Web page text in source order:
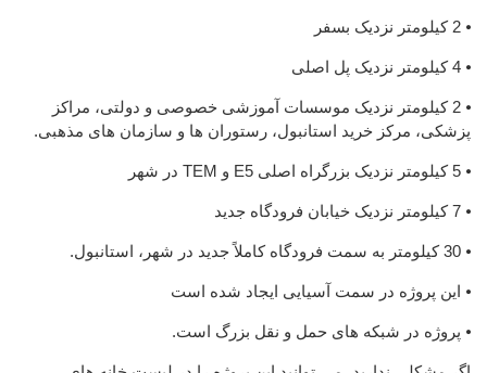
⦁ 2 کیلومتر نزدیک بسفر
⦁ 4 کیلومتر نزدیک پل اصلی
⦁ 2 کیلومتر نزدیک موسسات آموزشی خصوصی و دولتی، مراکز
پزشکی، مرکز خرید استانبول، رستوران ها و سازمان های مذهبی.
⦁ 5 کیلومتر نزدیک بزرگراه اصلی E5 و TEM در شهر
⦁ 7 کیلومتر نزدیک خیابان فرودگاه جدید
⦁ 30 کیلومتر به سمت فرودگاه کاملاً جدید در شهر، استانبول.
⦁ این پروژه در سمت آسیایی ایجاد شده است
⦁ پروژه در شبکه های حمل و نقل بزرگ است.